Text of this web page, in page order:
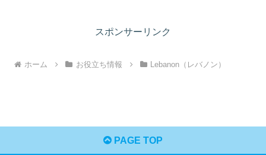
スポンサーリンク
ホーム お役立ち情報 Lebanon（レバノン）
PAGE TOP